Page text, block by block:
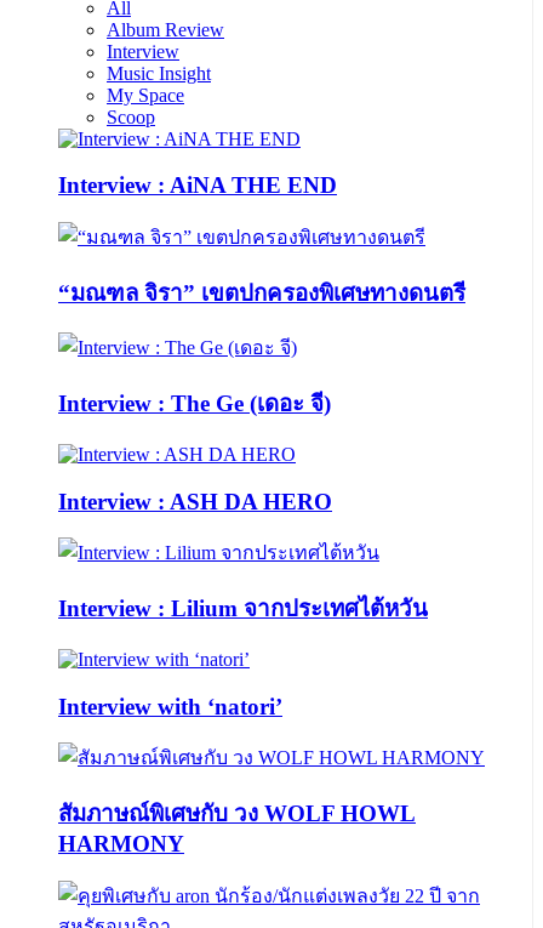
All
Album Review
Interview
Music Insight
My Space
Scoop
Interview : AiNA THE END
“มณฑล จิรา” เขตปกครองพิเศษทางดนตรี
Interview : The Ge (เดอะ จี)
Interview : ASH DA HERO
Interview : Lilium จากประเทศไต้หวัน
Interview with ‘natori’
สัมภาษณ์พิเศษกับ วง WOLF HOWL
HARMONY